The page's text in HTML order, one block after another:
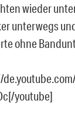
wieder
unterwegs
ohne
youtube]